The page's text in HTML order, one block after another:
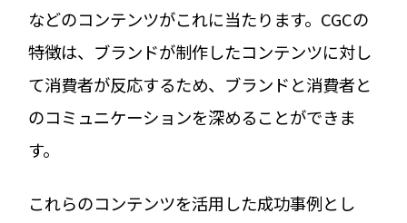
などのコンテンツがこれに当たります。CGCの
特徴は、ブランドが制作したコンテンツに対し
て消費者が反応するため、ブランドと消費者と
のコミュニケーションを深めることができま
す。
これらのコンテンツを活用した成功事例とし